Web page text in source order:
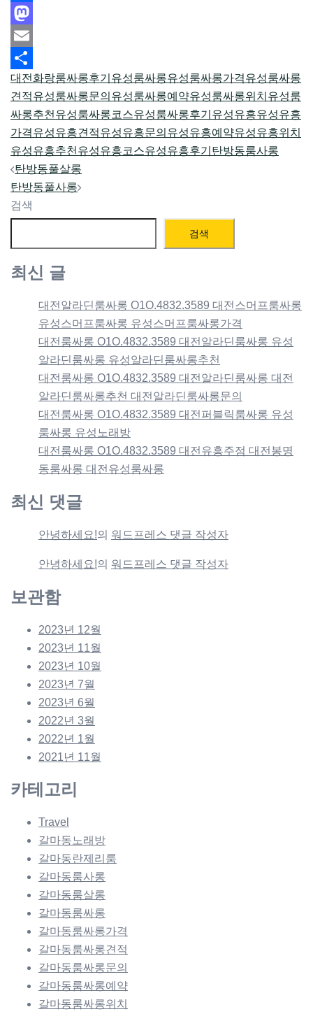
Facebook
Mastodon
Email
Share
대전화랑룸싸롱후기 유성룸싸롱유성룸싸롱가격유성룸싸롱
견적유성룸싸롱문의 유성룸싸롱예약유성룸싸롱위치 유성룸
싸롱추천 유성룸싸롱코스유성룸싸롱후기 유성유흥유성유흥
가격유성유흥견적유성유흥문의 유성유흥예약유성유흥위치
유성유흥추천 유성유흥코스유성유흥후기 탄방동룸사롱
Post
navigation
탄방동풀살롱
탄방동풀사롱
검색
검색
최신 글
대전알라딘룸싸롱 O1O.4832.3589 대전스머프룸싸롱
유성스머프룸싸롱 유성스머프룸싸롱가격
대전룸싸롱 O1O.4832.3589 대전알라딘룸싸롱 유성
알라딘룸싸롱 유성알라딘룸싸롱추천
대전룸싸롱 O1O.4832.3589 대전알라딘룸싸롱 대전
알라딘룸싸롱추천 대전알라딘룸싸롱문의
대전룸싸롱 O1O.4832.3589 대전퍼블릭룸싸롱 유성
룸싸롱 유성노래방
대전룸싸롱 O1O.4832.3589 대전유흥주점 대전봉명
동룸싸롱 대전유성룸싸롱
최신 댓글
안녕하세요!의 워드프레스 댓글 작성자
안녕하세요!의 워드프레스 댓글 작성자
보관함
2023년 12월
2023년 11월
2023년 10월
2023년 7월
2023년 6월
2022년 3월
2022년 1월
2021년 11월
카테고리
Travel
갈마동노래방
갈마동란제리룸
갈마동룸사롱
갈마동룸살롱
갈마동룸싸롱
갈마동룸싸롱가격
갈마동룸싸롱견적
갈마동룸싸롱문의
갈마동룸싸롱예약
갈마동룸싸롱위치